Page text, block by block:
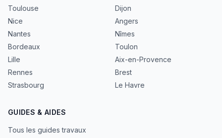
Toulouse
Nice
Nantes
Bordeaux
Lille
Rennes
Strasbourg
Dijon
Angers
Nîmes
Toulon
Aix-en-Provence
Brest
Le Havre
GUIDES & AIDES
Tous les guides travaux